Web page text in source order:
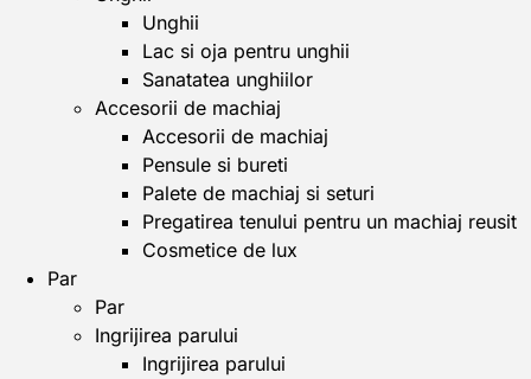
Unghii
Lac si oja pentru unghii
Sanatatea unghiilor
Accesorii de machiaj
Accesorii de machiaj
Pensule si bureti
Palete de machiaj si seturi
Pregatirea tenului pentru un machiaj reusit
Cosmetice de lux
Par
Par
Ingrijirea parului
Ingrijirea parului